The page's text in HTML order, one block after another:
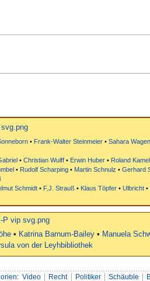
• Frank-Walter Steinmeier• Sahara
• Christian Wulff• Erwin Huber• Roland
• Rudolf Scharping• Martin Schnulz • Gerhard
Schmidt• F.J. Strauß• Klaus Töpfer• Ulbricht•
• Katrina Barnum-Bailey • Manuela
von der Leyhbibliothek
: Video Recht Politiker Schäuble